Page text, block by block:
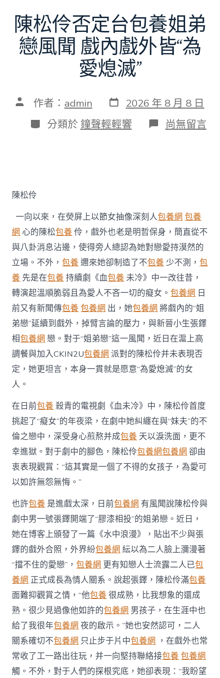
陳松伶否定台包養姐弟
戀風聞 戲內戲外皆“為
愛熄滅”
文 作者： admin 發
表
日
期
2026 年 8 月 8 日
分
類
分類於 鐘聲輕輕響 在
〈陳
姐
弟
戀
風
聞
戲
內
戲
外
皆
“為
愛
熄
滅”〉
中
尚無留言
陳松伶
一向以來，在熒屏上以節女抽像深刻人包養網 包養
網 心的陳松包養 伶，戲外也老是明哲保身，簡直從不
與八卦消息沾邊，使得旁人總認為她對戀愛持漠然的
立場。不外，包養 邇來她卻制造了不包養 少不測，包
養 先是在包養 持續劇《血包養 未冷》中一改往昔，
轉演起溫順脆弱且為愛人不吝一切的癡女。包養網 日
前又有新聞傳包養 包養網 出，她包養網 將戲內的“姐
弟戀”延續到戲外，掉臂言論的壓力，與新晉小生張鐸
相包養網 戀。對于“姐弟戀”這一風聞，近日在滬上高
調餐與加入CKIN2U包養網 派對的陳松伶并未表現否
定，她更坦言，本身一貫就是愿意“為愛熄滅”的女
人。
在日前包養 殺青的電視劇《血未冷》中，陳松伶首度
挑起了“癡女”的年夜梁，在劇中她糾纏在與“妹夫”的不
倫之戀中，深受身心煎熬并成包養 天以淚洗面，更不
幸進獄。對于劇中的腳色，陳松伶包養網包養網 卻由
衷表現觀賞：“這其實是一個了不得的女孩子，為愛可
以如許無怨無悔。”
也許包養 是進戲太深，日前包養網 有風聞說陳松伶與
劇中男一號張鐸開端了“膠漆相投”的姐弟戀。近日，
她在博客上頒發了一篇《水中浪漫》，貼出不少與張
鐸的戲外合照，外界紛包養網 紜以為二人臉上瀰漫著
“擋不住的愛戀”，包養網 更有知戀人士流露二人已包
養網 正式成長為情人關系。說起張鐸，陳松伶滿包養
面難抑觀賞之情，“他包養 很成熟，比我想象的還成
熟。很少見過像他如許的包養網 男孩子，在生涯中也
給了我很年包養網 夜的啟示。”她也安然認可，二人
關系確切不包養網 只止步于片中包養網 ，在戲外也常
常收了工一路出往玩，并一向堅持聯絡接包養 包養網
觸。不外，對于人們的探根究底，她卻表現：“我盼望